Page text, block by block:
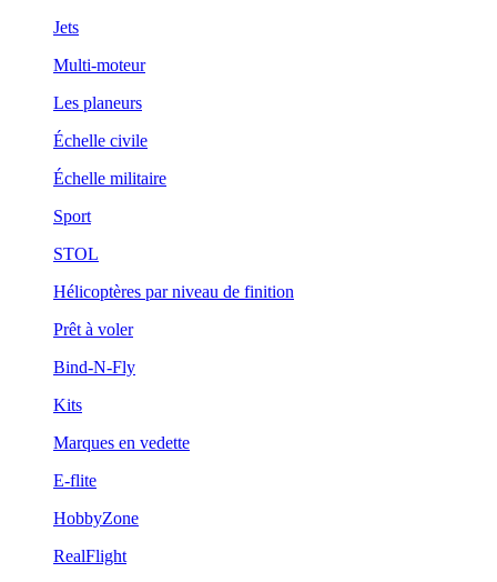
Jets
Multi-moteur
Les planeurs
Échelle civile
Échelle militaire
Sport
STOL
Hélicoptères par niveau de finition
Prêt à voler
Bind-N-Fly
Kits
Marques en vedette
E-flite
HobbyZone
RealFlight